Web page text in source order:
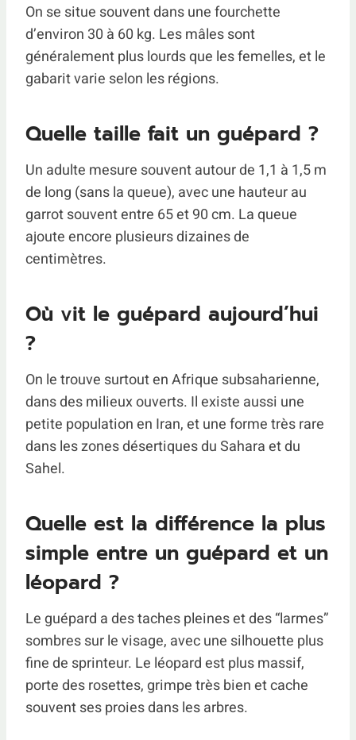
On se situe souvent dans une fourchette
d’environ 30 à 60 kg. Les mâles sont
généralement plus lourds que les femelles, et le
gabarit varie selon les régions.
Quelle taille fait un guépard ?
Un adulte mesure souvent autour de 1,1 à 1,5 m
de long (sans la queue), avec une hauteur au
garrot souvent entre 65 et 90 cm. La queue
ajoute encore plusieurs dizaines de
centimètres.
Où vit le guépard aujourd’hui
?
On le trouve surtout en Afrique subsaharienne,
dans des milieux ouverts. Il existe aussi une
petite population en Iran, et une forme très rare
dans les zones désertiques du Sahara et du
Sahel.
Quelle est la différence la plus
simple entre un guépard et un
léopard ?
Le guépard a des taches pleines et des “larmes”
sombres sur le visage, avec une silhouette plus
fine de sprinteur. Le léopard est plus massif,
porte des rosettes, grimpe très bien et cache
souvent ses proies dans les arbres.